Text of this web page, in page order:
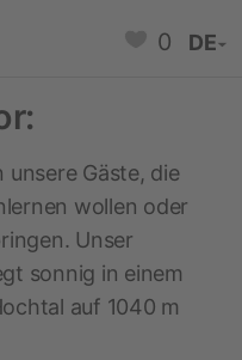
DE
0
unsere Gäste, die
wollen oder
Unser
sonnig in einem
auf 1040 m